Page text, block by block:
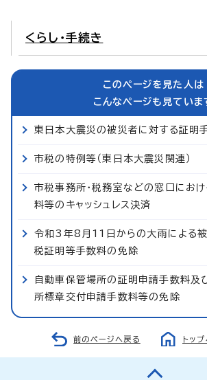
くらし・手続き
このページを見た人は
こんなページも見ていま
東日本大震災の被災者に対する証明
市税の特例等（東日本大震災関連）
市税事務所・税務室などの窓口にお
料等のキャッシュレス決済
令和3年8月11日からの大雨による
税証明等手数料の免除
自動車保管場所の証明申請手数料及
所標章交付申請手数料等の免除
前のページへ戻る トッ